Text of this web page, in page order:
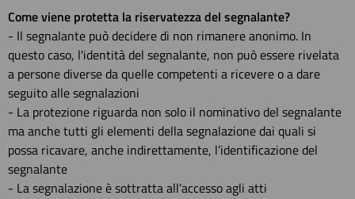
Come viene protetta la riservatezza del segnalante?
- Il segnalante può decidere di non rimanere anonimo. In
questo caso, l'identità del segnalante, non può essere rivelata
a persone diverse da quelle competenti a ricevere o a dare
seguito alle segnalazioni
- La protezione riguarda non solo il nominativo del segnalante
ma anche tutti gli elementi della segnalazione dai quali si
possa ricavare, anche indirettamente, l’identificazione del
segnalante
- La segnalazione è sottratta all’accesso agli atti